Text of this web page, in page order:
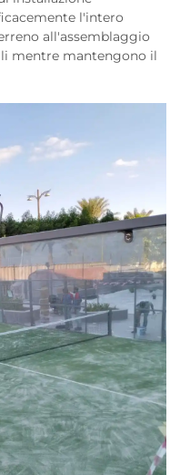
l'intero
all'assemblaggio
mentre mantengono il